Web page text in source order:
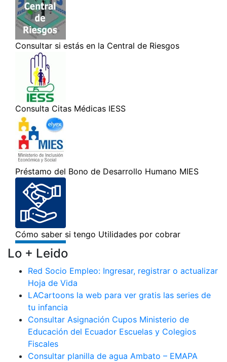
Lo + Leido
Red Socio Empleo: Ingresar, registrar o actualizar
Hoja de Vida
LACartoons la web para ver gratis las series de
tu infancia
Consultar Asignación Cupos Ministerio de
Educación del Ecuador Escuelas y Colegios
Fiscales
Consultar planilla de agua Ambato – EMAPA